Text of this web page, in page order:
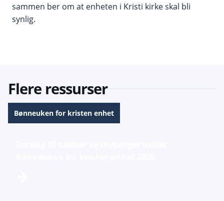
sammen ber om at enheten i Kristi kirke skal bli
synlig.
Flere ressurser
Bønneuken for kristen enhet